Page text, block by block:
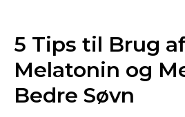
5 Tips til Brug
Melatonin og
Bedre Søvn